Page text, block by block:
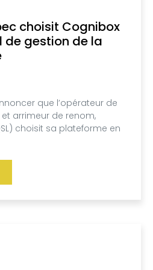
choisit Cognibox
de gestion de la
que l’opérateur de
arrimeur de renom,
choisit sa plateforme en